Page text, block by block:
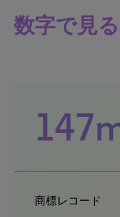
数字で見
商標レコード